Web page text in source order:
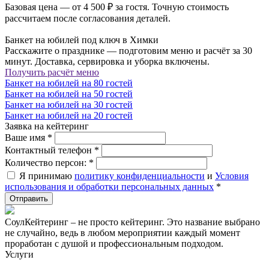
Базовая цена — от 4 500 ₽ за гостя. Точную стоимость
рассчитаем после согласования деталей.
Банкет на юбилей под ключ в Химки
Расскажите о празднике — подготовим меню и расчёт за 30
минут. Доставка, сервировка и уборка включены.
Получить расчёт меню
Банкет на юбилей на 80 гостей
Банкет на юбилей на 50 гостей
Банкет на юбилей на 30 гостей
Банкет на юбилей на 20 гостей
Заявка на кейтеринг
Ваше имя *
Контактный телефон *
Количество персон: *
Я принимаю политику конфиденциальности и Условия
использования и обработки персональных данных *
СоулКейтеринг – не просто кейтеринг. Это название выбрано
не случайно, ведь в любом мероприятии каждый момент
проработан с душой и профессиональным подходом.
Услуги